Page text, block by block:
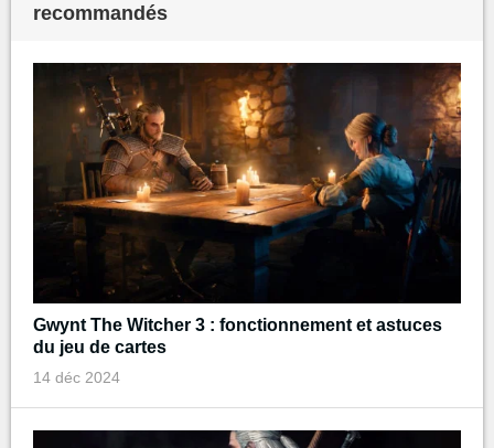
recommandés
Gwynt The Witcher 3 : fonctionnement et astuces
du jeu de cartes
14 déc 2024